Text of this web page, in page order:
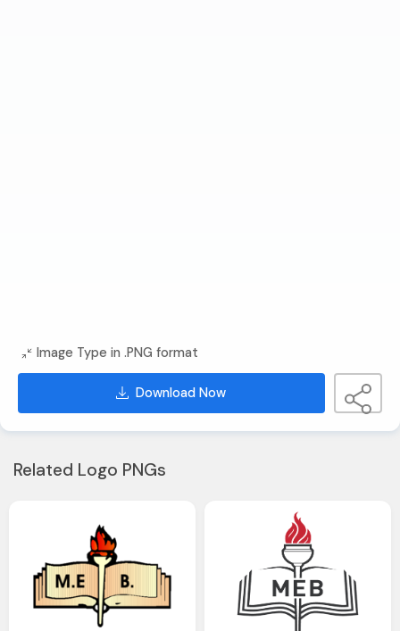
Image Type in .PNG format
Download Now
Related Logo PNGs